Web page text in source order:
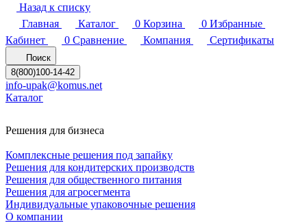
Назад к списку
Главная
Каталог 0 Корзина 0 Избранные
Кабинет
0 Сравнение Компания Сертификаты
Поиск
8(800)100-14-42
info-upak@komus.net
Каталог
Решения для бизнеса
Комплексные решения под запайку
Решения для кондитерских производств
Решения для общественного питания
Решения для агросегмента
Индивидуальные упаковочные решения
О компании